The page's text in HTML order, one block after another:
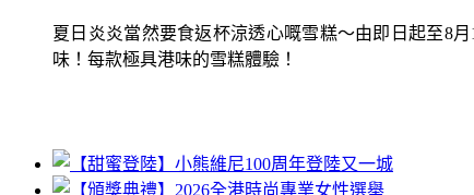
夏日炎炎當然要食返杯涼透心嘅雪糕～由即日起至8
味！每款極具港味的雪糕體驗！